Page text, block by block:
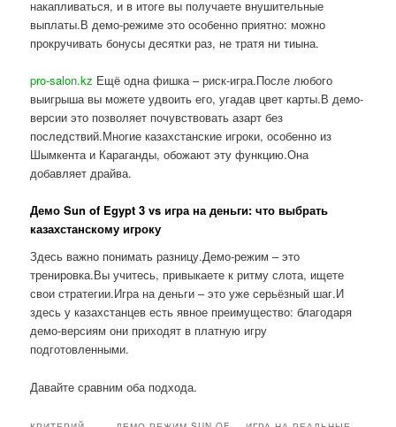
накапливаться, и в итоге вы получаете внушительные
выплаты.В демо-режиме это особенно приятно: можно
прокручивать бонусы десятки раз, не тратя ни тиына.
pro-salon.kz Ещё одна фишка – риск-игра.После любого
выигрыша вы можете удвоить его, угадав цвет карты.В демо-
версии это позволяет почувствовать азарт без
последствий.Многие казахстанские игроки, особенно из
Шымкента и Караганды, обожают эту функцию.Она
добавляет драйва.
Демо Sun of Egypt 3 vs игра на деньги: что выбрать
казахстанскому игроку
Здесь важно понимать разницу.Демо-режим – это
тренировка.Вы учитесь, привыкаете к ритму слота, ищете
свои стратегии.Игра на деньги – это уже серьёзный шаг.И
здесь у казахстанцев есть явное преимущество: благодаря
демо-версиям они приходят в платную игру
подготовленными.
Давайте сравним оба подхода.